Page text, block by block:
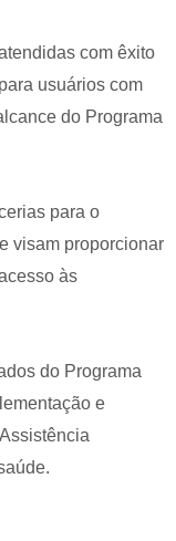
com êxito
usuários com
do Programa
para o
visam proporcionar
às
do Programa
e